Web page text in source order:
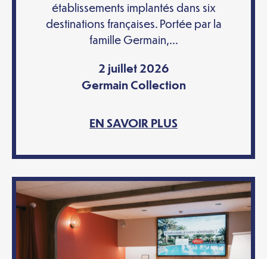
établissements implantés dans six
destinations françaises. Portée par la
famille Germain,...
2 juillet 2026
Germain Collection
EN SAVOIR PLUS